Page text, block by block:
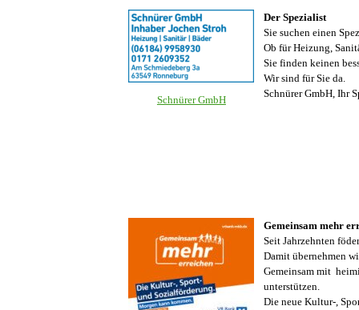
Schnürer GmbH
Der Spezialist
Sie suchen einen
Ob für Heizung,
Sie finden keinen
Wir sind für Sie da.
Schnürer GmbH, Ihr
Gemeinsam mehr
Seit Jahrzehnten
Damit übernehmen
Gemeinsam mit
unterstützen.
Die neue Kultur-,